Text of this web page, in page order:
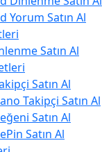
Yorum Satın Al
Satın Al
Satın Al
Takipçi Satın Al
Satın Al
Satın Al